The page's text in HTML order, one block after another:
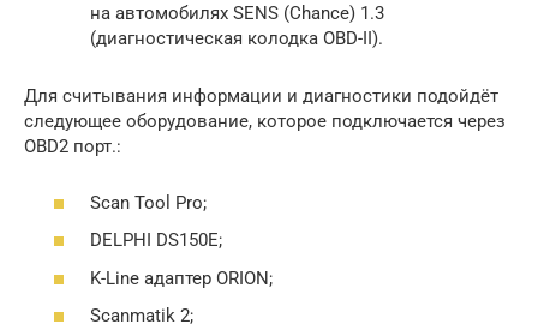
на автомобилях SENS (Chance) 1.3
(диагностическая колодка OBD-II).
Для считывания информации и диагностики подойдёт
следующее оборудование, которое подключается через
OBD2 порт.:
Scan Tool Pro;
DELPHI DS150E;
K-Line адаптер ORION;
Scanmatik 2;